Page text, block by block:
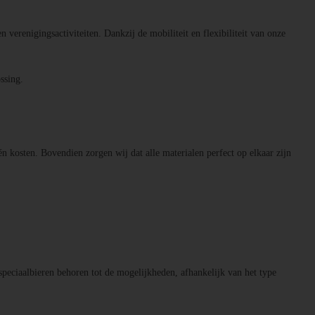
verenigingsactiviteiten. Dankzij de mobiliteit en flexibiliteit van onze
kosten. Bovendien zorgen wij dat alle materialen perfect op elkaar zijn
behoren tot de mogelijkheden, afhankelijk van het type